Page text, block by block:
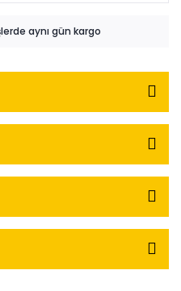
aynı gün kargo